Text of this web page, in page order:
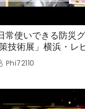
常使いできる防災
技術展」横浜・レ
也］
Phi72110